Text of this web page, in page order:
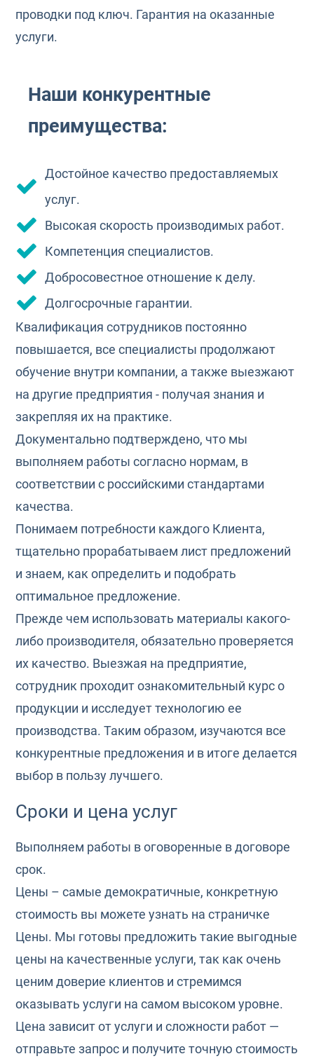
проводки под ключ. Гарантия на оказанные
услуги.
Наши конкурентные
преимущества:
Достойное качество предоставляемых
услуг.
Высокая скорость производимых работ.
Компетенция специалистов.
Добросовестное отношение к делу.
Долгосрочные гарантии.
Квалификация сотрудников постоянно
повышается, все специалисты продолжают
обучение внутри компании, а также выезжают
на другие предприятия - получая знания и
закрепляя их на практике.
Документально подтверждено, что мы
выполняем работы согласно нормам, в
соответствии с российскими стандартами
качества.
Понимаем потребности каждого Клиента,
тщательно прорабатываем лист предложений
и знаем, как определить и подобрать
оптимальное предложение.
Прежде чем использовать материалы какого-
либо производителя, обязательно проверяется
их качество. Выезжая на предприятие,
сотрудник проходит ознакомительный курс о
продукции и исследует технологию ее
производства. Таким образом, изучаются все
конкурентные предложения и в итоге делается
выбор в пользу лучшего.
Сроки и цена услуг
Выполняем работы в оговоренные в договоре
срок.
Цены – самые демократичные, конкретную
стоимость вы можете узнать на страничке
Цены. Мы готовы предложить такие выгодные
цены на качественные услуги, так как очень
ценим доверие клиентов и стремимся
оказывать услуги на самом высоком уровне.
Цена зависит от услуги и сложности работ —
отправьте запрос и получите точную стоимость